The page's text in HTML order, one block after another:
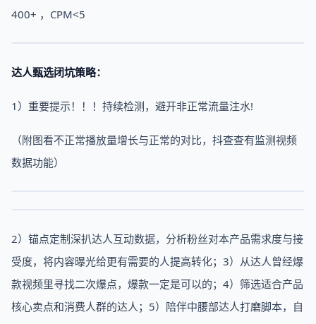
400+ ，CPM<5
达人甄选闭坑策略：
1）重要提示！！！持续检测，避开非正常流量注水!
（附图看不正常播放量增长与正常的对比，抖查查有监测视频
数据功能）
2）锚点定制深扒达人互动数据，分析粉丝对本产品需求度与接
受度，将内容曝光给更有需要的人提高转化；3）从达人曾经爆
款视频里寻找二次爆点，爆款一定是可以的；4）筛选适合产品
核心卖点和消费人群的达人；5）陪伴中腰部达人打磨脚本，自